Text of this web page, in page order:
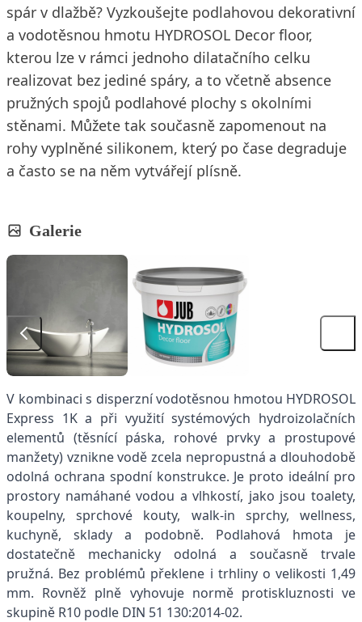
spár v dlažbě? Vyzkoušejte podlahovou dekorativní
a vodotěsnou hmotu HYDROSOL Decor floor,
kterou lze v rámci jednoho dilatačního celku
realizovat bez jediné spáry, a to včetně absence
pružných spojů podlahové plochy s okolními
stěnami. Můžete tak současně zapomenout na
rohy vyplněné silikonem, který po čase degraduje
a často se na něm vytvářejí plísně.
Galerie
V kombinaci s disperzní vodotěsnou hmotou HYDROSOL
Express 1K a při využití systémových hydroizolačních
elementů (těsnící páska, rohové prvky a prostupové
manžety) vznikne vodě zcela nepropustná a dlouhodobě
odolná ochrana spodní konstrukce. Je proto ideální pro
prostory namáhané vodou a vlhkostí, jako jsou toalety,
koupelny, sprchové kouty, walk-in sprchy, wellness,
kuchyně, sklady a podobně. Podlahová hmota je
dostatečně mechanicky odolná a současně trvale
pružná. Bez problémů překlene i trhliny o velikosti 1,49
mm. Rovněž plně vyhovuje normě protiskluznosti ve
skupině R10 podle DIN 51 130:2014-02.